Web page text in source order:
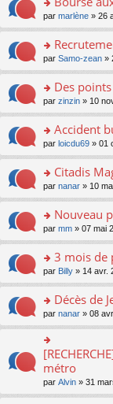
e
nt
ré
c
e
nt
n
le
pl
u
ré
c
e
nt
a
g
e
n
n
le
pl
u
ré
c
e
nt
e
a
g
e
n
n
le
pl
u
ré
c
e
nt
ult
er
le
m
e
a
g
e
n
n
le
pl
u
ré
c
e
nt
o
n
ult
er
le
m
e
a
g
e
n
n
le
pl
u
ré
c
e
nt
par marlène » 26
o
n
ult
er
le
m
e
a
g
e
n
n
le
pl
u
ré
c
e
nt
par Samo-zean »
o
n
ult
er
le
m
e
a
g
e
n
n
le
pl
u
s
ré
c
e
nt
Des
par zinzin » 10
o
n
ult
er
le
m
e
a
g
e
n
n
le
pl
u
s
Accident
par loicdu69 » 01
o
n
ult
er
le
m
e
a
g
e
n
o
lu
le
pl
Citadis
par nanar » 10
o
n
ult
er
le
m
e
s
g
e
n
o
Nouveau
par mm » 07 mai
o
n
ult
er
le
m
s
a
3 mois de
par Billy » 14 avr.
o
n
s
ult
er
le
m
e
Décès de
par nanar » 08
o
n
ult
er
métro
par Alvin » 31